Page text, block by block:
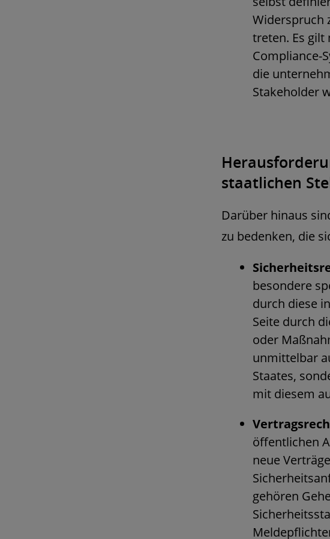
Widerspruch
treten. Es gilt
Compliance-
die
Stakeholder
staatlichen
Darüber hinaus
zu bedenken, die
besondere
durch diese
Seite durch
oder
unmittelbar
Staates,
mit diesem
öffentlichen
neue
gehören